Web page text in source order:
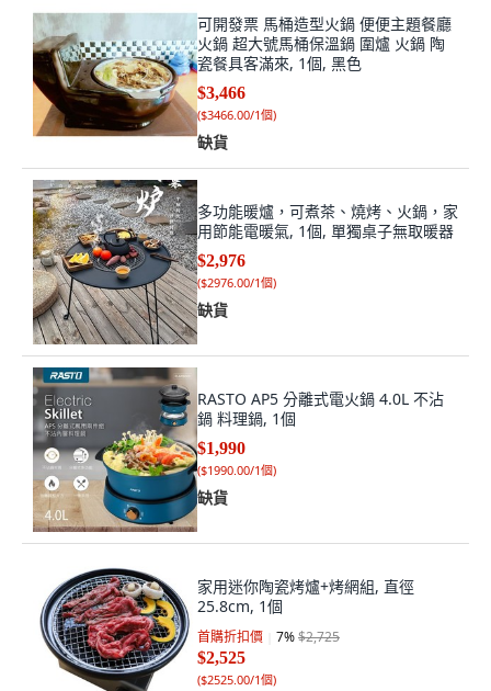
可開發票 馬桶造型火鍋 便便主題餐廳
火鍋 超大號馬桶保溫鍋 圍爐 火鍋 陶
瓷餐具客滿來, 1個, 黑色
$3,466
($3466.00/1個)
缺貨
多功能暖爐，可煮茶、燒烤、火鍋，家
用節能電暖氣, 1個, 單獨桌子無取暖器
$2,976
($2976.00/1個)
缺貨
RASTO AP5 分離式電火鍋 4.0L 不沾
鍋 料理鍋, 1個
$1,990
($1990.00/1個)
缺貨
家用迷你陶瓷烤爐+烤網組, 直徑
25.8cm, 1個
首購折扣價 7%$2,725
$2,525
($2525.00/1個)